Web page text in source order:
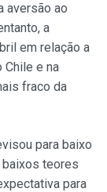
aversão ao
a
em relação a
Chile e na
fraco da
para baixo
baixos teores
para